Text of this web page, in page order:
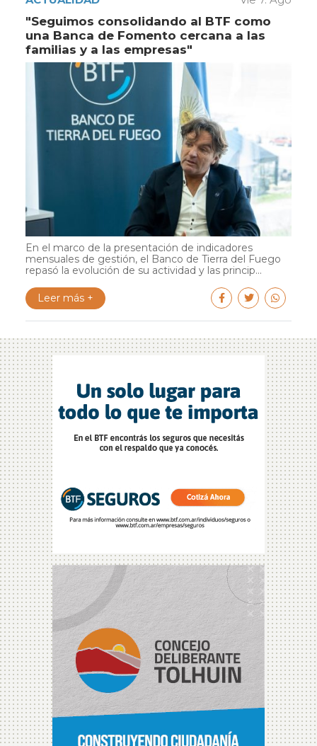
"Seguimos consolidando al BTF como
una Banca de Fomento cercana a las
familias y a las empresas"
En el marco de la presentación de indicadores
mensuales de gestión, el Banco de Tierra del Fuego
repasó la evolución de su actividad y las princip...
Leer más +